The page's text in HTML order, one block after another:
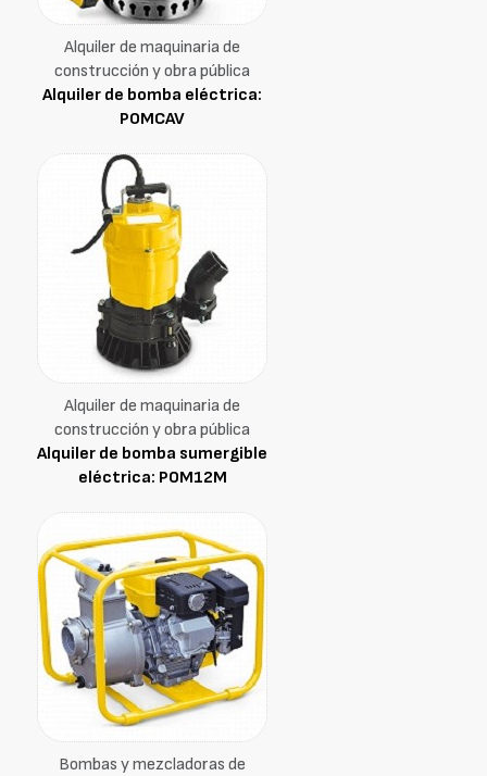
Alquiler de maquinaria de
construcción y obra pública
Alquiler de bomba eléctrica:
POMCAV
Alquiler de maquinaria de
construcción y obra pública
Alquiler de bomba sumergible
eléctrica: POM12M
Bombas y mezcladoras de